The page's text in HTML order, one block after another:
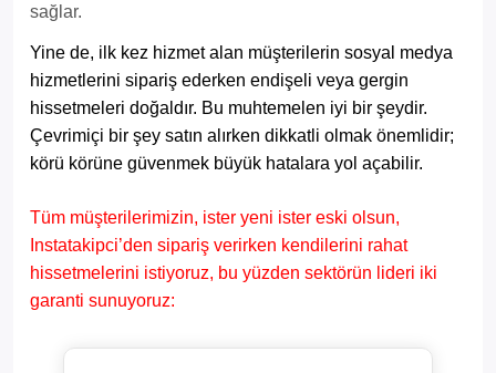
sağlar.
Yine de, ilk kez hizmet alan müşterilerin sosyal medya
hizmetlerini sipariş ederken endişeli veya gergin
hissetmeleri doğaldır. Bu muhtemelen iyi bir şeydir.
Çevrimiçi bir şey satın alırken dikkatli olmak önemlidir;
körü körüne güvenmek büyük hatalara yol açabilir.
Tüm müşterilerimizin, ister yeni ister eski olsun,
Instatakipci’den sipariş verirken kendilerini rahat
hissetmelerini istiyoruz, bu yüzden sektörün lideri iki
garanti sunuyoruz: